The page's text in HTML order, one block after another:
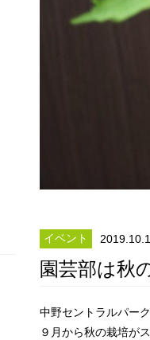
イベント
園芸部は秋
中野セントラルパー
９月から秋の栽培が